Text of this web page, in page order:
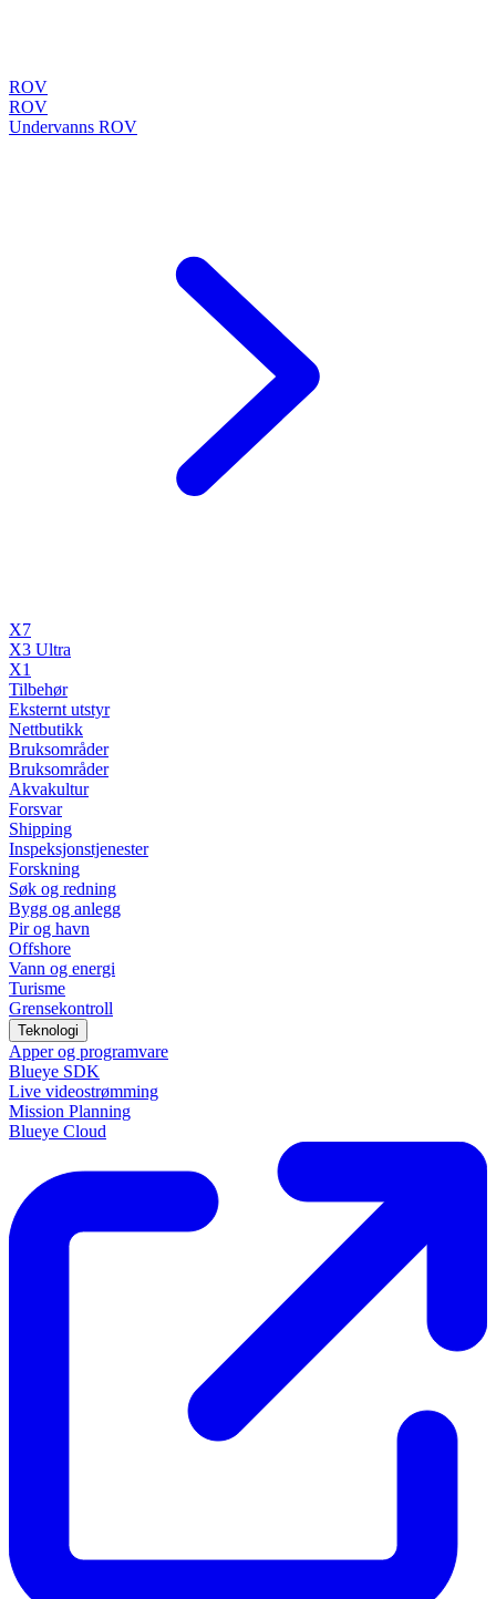
ROV
ROV
Undervanns ROV
X7
X3 Ultra
X1
Tilbehør
Eksternt utstyr
Nettbutikk
Bruksområder
Bruksområder
Akvakultur
Forsvar
Shipping
Inspeksjonstjenester
Forskning
Søk og redning
Bygg og anlegg
Pir og havn
Offshore
Vann og energi
Turisme
Grensekontroll
Teknologi
Apper og programvare
Blueye SDK
Live videostrømming
Mission Planning
Blueye Cloud